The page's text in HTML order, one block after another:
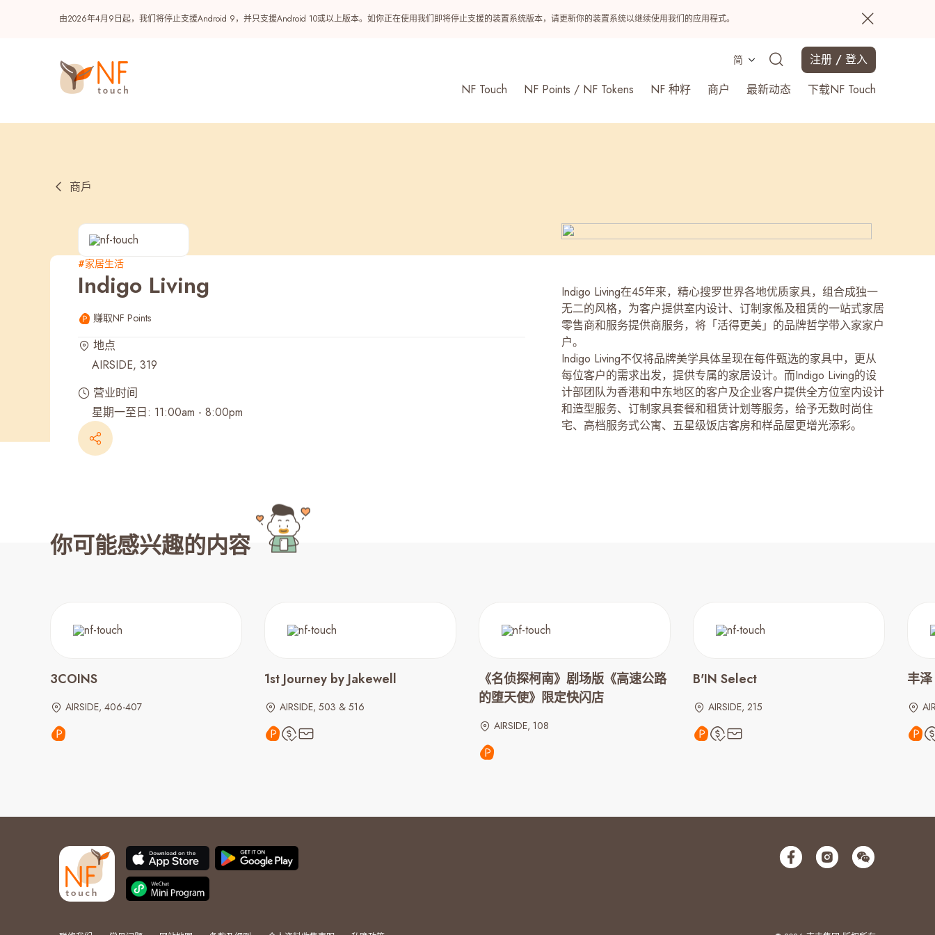
由2026年4月9日起，我们将停止支援Android 9，并只支援Android 10或以上版本。如你正在使用我们即将停止支援的装置系统版本，请更新你的装置系统以继续使用我们的应用程式。
简
注册 / 登入
NF Touch
NF Points / NF Tokens NF 种籽 商户 最新动态 下载NF Touch
热门
NF 种籽 NF Points AIRSIDE
最近搜寻纪录
商戶
#家居生活
Indigo Living
赚取NF Points
地点
AIRSIDE, 319
营业时间
星期一至日: 11:00am - 8:00pm
Indigo Living在45年来，精心搜罗世界各地优质家具，组合成独一
无二的风格，为客户提供室内设计、订制家俬及租赁的一站式家居
零售商和服务提供商服务，将「活得更美」的品牌哲学带入家家户
户。
Indigo Living不仅将品牌美学具体呈现在每件甄选的家具中，更从
每位客户的需求出发，提供专属的家居设计。而Indigo Living的设
计部团队为香港和中东地区的客户及企业客户提供全方位室内设计
和造型服务、订制家具套餐和租赁计划等服务，给予无数时尚住
宅、高档服务式公寓、五星级饭店客房和样品屋更增光添彩。
你可能感兴趣的内容
3COINS
AIRSIDE, 406-407
1st Journey by Jakewell
AIRSIDE, 503 & 516
《名侦探柯南》剧场版《高速公路
的堕天使》限定快闪店
AIRSIDE, 108
B'IN Select
AIRSIDE, 215
丰泽